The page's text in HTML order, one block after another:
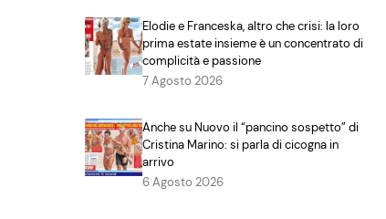
Elodie e Franceska, altro che crisi: la loro
prima estate insieme è un concentrato di
complicità e passione
7 Agosto 2026
Anche su Nuovo il “pancino sospetto” di
Cristina Marino: si parla di cicogna in
arrivo
6 Agosto 2026